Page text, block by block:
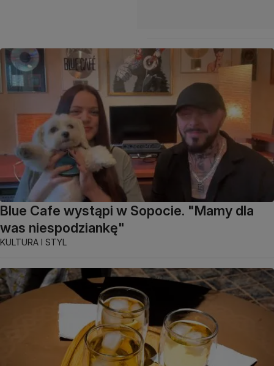
Blue Cafe wystąpi w Sopocie. "Mamy dla
was niespodziankę"
KULTURA I STYL